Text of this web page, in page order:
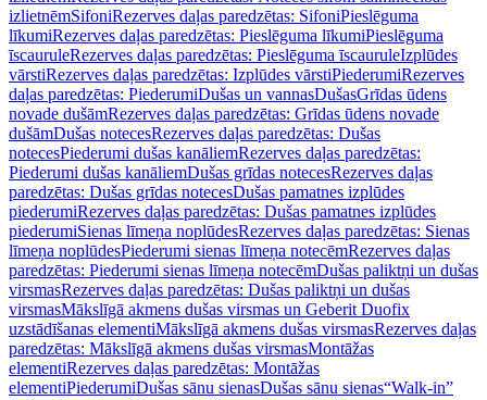
izlietnēmSifoniRezerves daļas paredzētas: SifoniPieslēguma
līkumiRezerves daļas paredzētas: Pieslēguma līkumiPieslēguma
īscauruleRezerves daļas paredzētas: Pieslēguma īscauruleIzplūdes
vārstiRezerves daļas paredzētas: Izplūdes vārstiPiederumiRezerves
daļas paredzētas: PiederumiDušas un vannasDušasGrīdas ūdens
novade dušāmRezerves daļas paredzētas: Grīdas ūdens novade
dušāmDušas notecesRezerves daļas paredzētas: Dušas
notecesPiederumi dušas kanāliemRezerves daļas paredzētas:
Piederumi dušas kanāliemDušas grīdas notecesRezerves daļas
paredzētas: Dušas grīdas notecesDušas pamatnes izplūdes
piederumiRezerves daļas paredzētas: Dušas pamatnes izplūdes
piederumiSienas līmeņa noplūdesRezerves daļas paredzētas: Sienas
līmeņa noplūdesPiederumi sienas līmeņa notecēmRezerves daļas
paredzētas: Piederumi sienas līmeņa notecēmDušas paliktņi un dušas
virsmasRezerves daļas paredzētas: Dušas paliktņi un dušas
virsmasMākslīgā akmens dušas virsmas un Geberit Duofix
uzstādīšanas elementiMākslīgā akmens dušas virsmasRezerves daļas
paredzētas: Mākslīgā akmens dušas virsmasMontāžas
elementiRezerves daļas paredzētas: Montāžas
elementiPiederumiDušas sānu sienasDušas sānu sienas“Walk-in”